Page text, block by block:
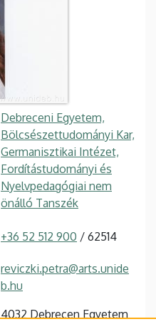
Debreceni Egyetem,
Bölcsészettudományi Kar,
Germanisztikai Intézet,
Fordítástudományi és
Nyelvpedagógiai nem
önálló Tanszék
+36 52 512 900 / 62514
reviczki.petra@arts.unide
b.hu
4032 Debrecen Egyetem